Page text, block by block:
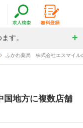
す。
ふかわ薬局 株式会社エスマイル
国地方に複数店舗